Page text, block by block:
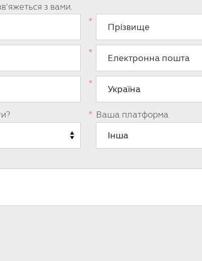
з вами.
Ваша платформа